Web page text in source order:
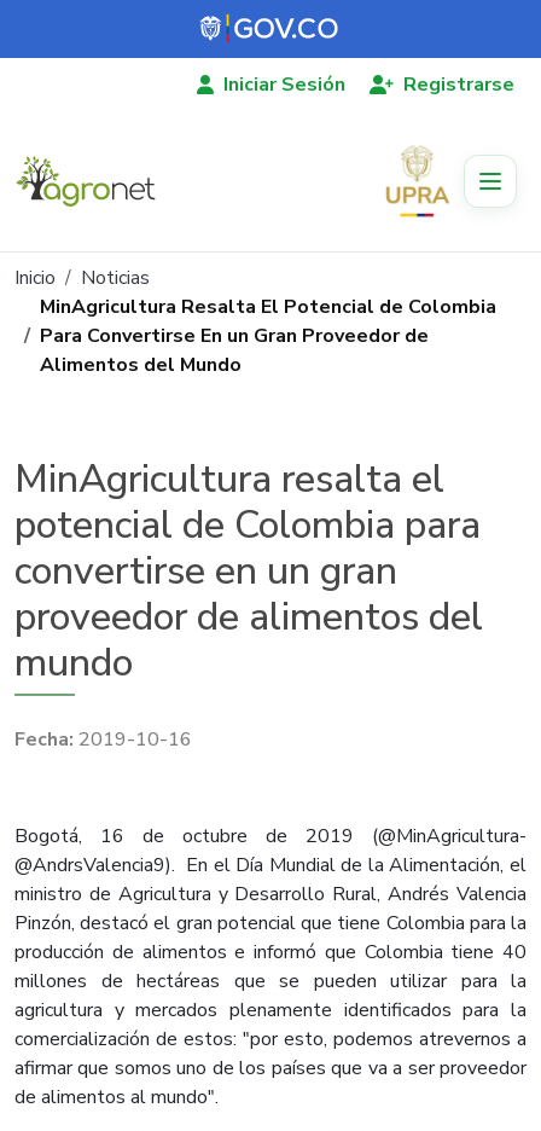
Pasar al contenido principal
Iniciar Sesión Registrarse
Ruta de navegación
Inicio
Noticias
MinAgricultura Resalta El Potencial de Colombia
Para Convertirse En un Gran Proveedor de
Alimentos del Mundo
MinAgricultura resalta el
potencial de Colombia para
convertirse en un gran
proveedor de alimentos del
mundo
2019-10-16
Bogotá, 16 de octubre de 2019 (@MinAgricultura-
@AndrsValencia9). En el Día Mundial de la Alimentación, el
ministro de Agricultura y Desarrollo Rural, Andrés Valencia
Pinzón, destacó el gran potencial que tiene Colombia para la
producción de alimentos e informó que Colombia tiene 40
millones de hectáreas que se pueden utilizar para la
agricultura y mercados plenamente identificados para la
comercialización de estos: "por esto, podemos atrevernos a
afirmar que somos uno de los países que va a ser proveedor
de alimentos al mundo".